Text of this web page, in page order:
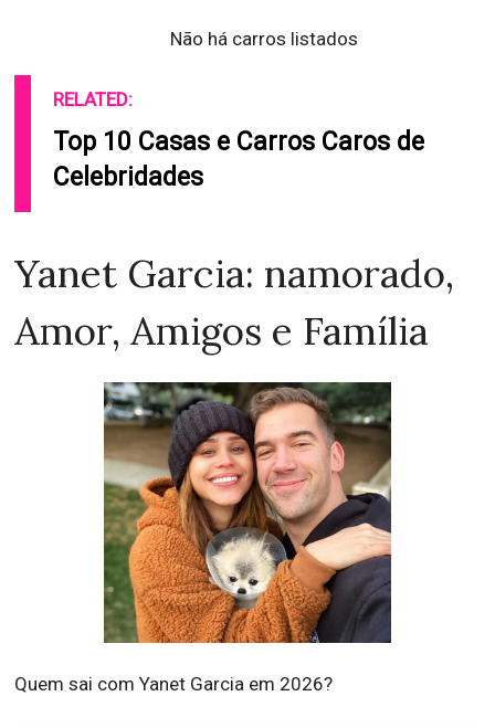
Não há carros listados
RELATED:
Top 10 Casas e Carros Caros de
Celebridades
Yanet Garcia: namorado,
Amor, Amigos e Família
Quem sai com Yanet Garcia em 2026?